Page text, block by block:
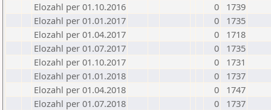
Elozahl per 01.10.2016
0
1739
Elozahl per 01.01.2017
0
1735
Elozahl per 01.04.2017
0
1718
Elozahl per 01.07.2017
0
1735
Elozahl per 01.10.2017
0
1731
Elozahl per 01.01.2018
0
1737
Elozahl per 01.04.2018
0
1747
Elozahl per 01.07.2018
0
1737